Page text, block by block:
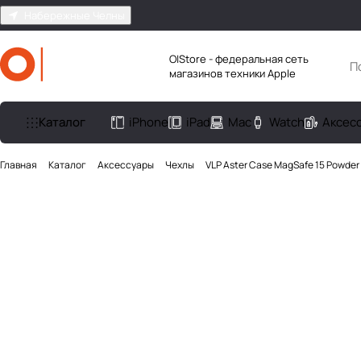
O|Store - федеральная сеть
магазинов техники Apple
Каталог iPhone iPad Mac Watch
Главная Каталог Аксесcуары Чехлы VLP Aster Case MagSafe 15